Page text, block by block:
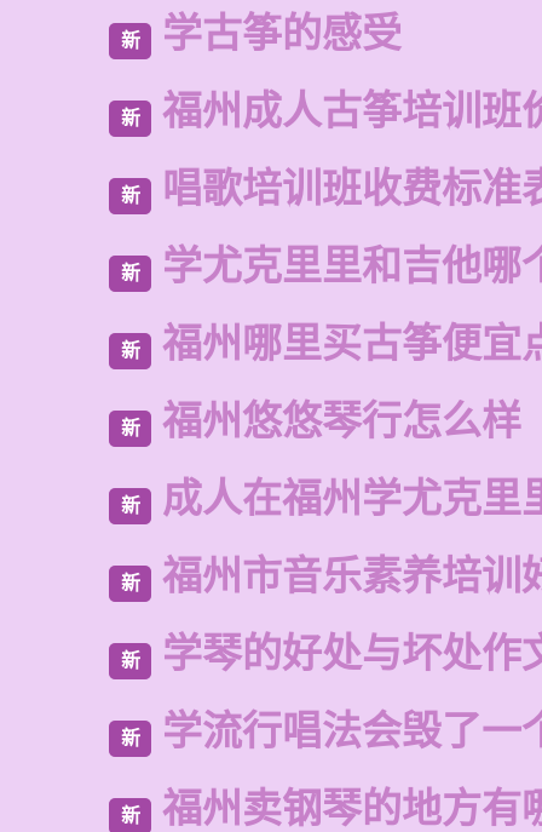
新 学古筝的感受
新 福州成人古筝培训班
新 唱歌培训班收费标准
新 学尤克里里和吉他哪
新 福州哪里买古筝便宜
新 福州悠悠琴行怎么样
新 成人在福州学尤克里
新 福州市音乐素养培训
新 学琴的好处与坏处作
新 学流行唱法会毁了一
新 福州卖钢琴的地方有